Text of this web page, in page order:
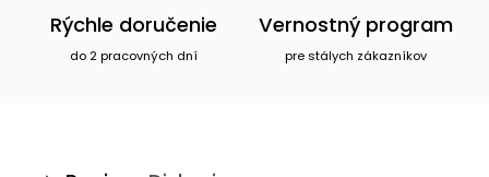
Rýchle doručenie
do 2 pracovných dní
Vernostný program
pre stálych zákazníkov